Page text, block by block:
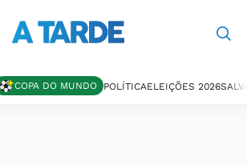
COPA DO MUNDO POLÍTICAELEIÇÕES 2026